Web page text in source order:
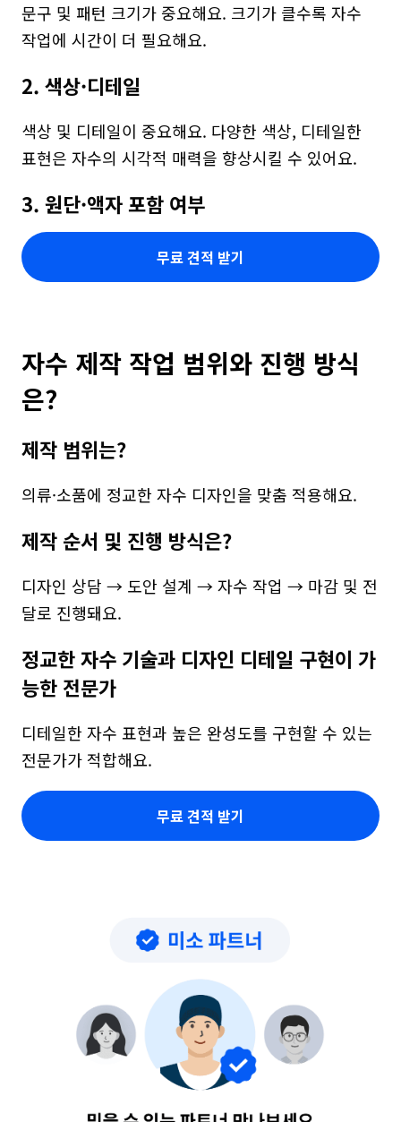
문구 및 패턴 크기가 중요해요. 크기가 클수록 자수
작업에 시간이 더 필요해요.
2. 색상·디테일
색상 및 디테일이 중요해요. 다양한 색상, 디테일한
표현은 자수의 시각적 매력을 향상시킬 수 있어요.
3. 원단·액자 포함 여부
무료 견적 받기
자수 제작 작업 범위와 진행 방식
은?
제작 범위는?
의류·소품에 정교한 자수 디자인을 맞춤 적용해요.
제작 순서 및 진행 방식은?
디자인 상담 → 도안 설계 → 자수 작업 → 마감 및 전
달로 진행돼요.
정교한 자수 기술과 디자인 디테일 구현이 가
능한 전문가
디테일한 자수 표현과 높은 완성도를 구현할 수 있는
전문가가 적합해요.
무료 견적 받기